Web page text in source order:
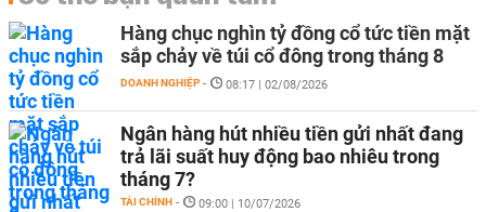
Hàng chục nghìn tỷ đồng cổ tức tiền mặt
sắp chảy về túi cổ đông trong tháng 8
DOANH NGHIỆP - 08:17 | 02/08/2026
Ngân hàng hút nhiều tiền gửi nhất đang
trả lãi suất huy động bao nhiêu trong
tháng 7?
TÀI CHÍNH - 09:00 | 10/07/2026